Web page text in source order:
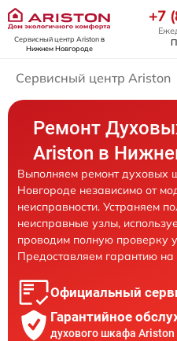
Сервисный центр Aristonв
Нижнем Новгороде
+7
Сервисный центр Ariston
Ремонт
Ariston в
Выполняем ремонт
Новгороде независимо от
неисправности. Устраняем
неисправные узлы,
проводим полную проверку
Предоставляем гарантию
Официальный
Гарантийное
духового шкафа Ariston